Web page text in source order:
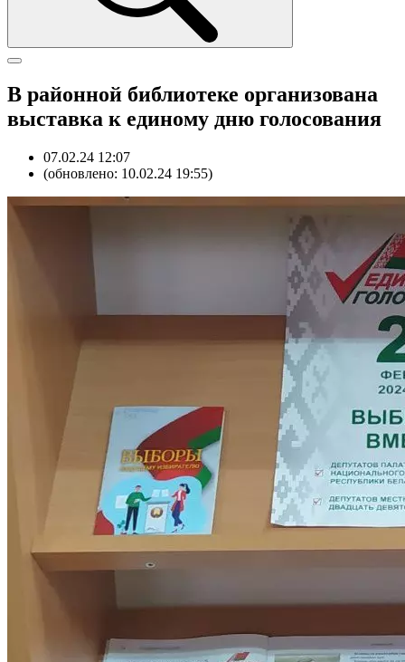
В районной библиотеке организована
выставка к единому дню голосования
07.02.24 12:07
(обновлено: 10.02.24 19:55)